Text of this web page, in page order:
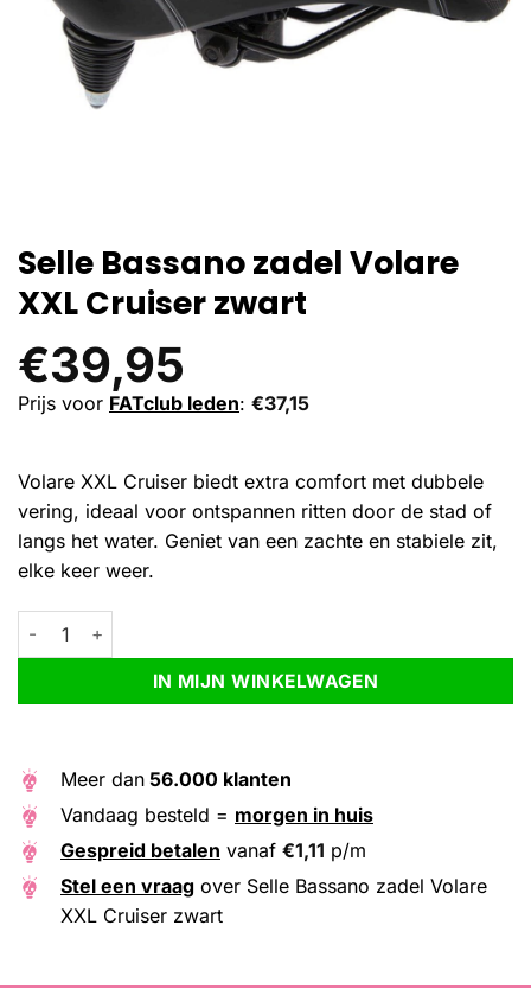
Selle Bassano zadel Volare
XXL Cruiser zwart
€39,95
Prijs voor FATclub leden: €37,15
Volare XXL Cruiser biedt extra comfort met dubbele
vering, ideaal voor ontspannen ritten door de stad of
langs het water. Geniet van een zachte en stabiele zit,
elke keer weer.
Selle Bassano zadel Volare XXL Cruiser zwart aantal
IN MIJN WINKELWAGEN
Alternative:
Meer dan 56.000 klanten
Vandaag besteld = morgen in huis
Gespreid betalen vanaf €1,11 p/m
Stel een vraag over Selle Bassano zadel Volare
XXL Cruiser zwart